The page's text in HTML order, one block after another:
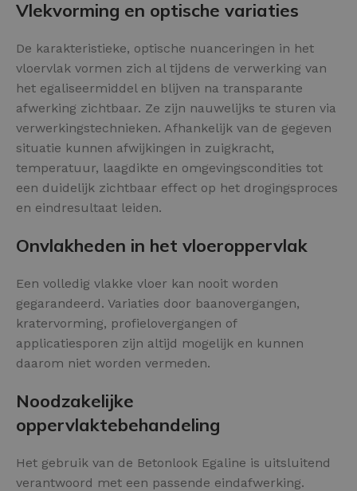
Vlekvorming en optische variaties
De karakteristieke, optische nuanceringen in het
vloervlak vormen zich al tijdens de verwerking van
het egaliseermiddel en blijven na transparante
afwerking zichtbaar. Ze zijn nauwelijks te sturen via
verwerkingstechnieken. Afhankelijk van de gegeven
situatie kunnen afwijkingen in zuigkracht,
temperatuur, laagdikte en omgevingscondities tot
een duidelijk zichtbaar effect op het drogingsproces
en eindresultaat leiden.
Onvlakheden in het vloeroppervlak
Een volledig vlakke vloer kan nooit worden
gegarandeerd. Variaties door baanovergangen,
kratervorming, profielovergangen of
applicatiesporen zijn altijd mogelijk en kunnen
daarom niet worden vermeden.
Noodzakelijke
oppervlaktebehandeling
Het gebruik van de Betonlook Egaline is uitsluitend
verantwoord met een passende eindafwerking.